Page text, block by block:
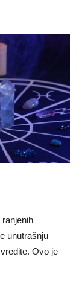
unutrašnju
Ovo je